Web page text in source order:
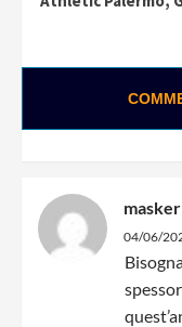
masker
04/06/